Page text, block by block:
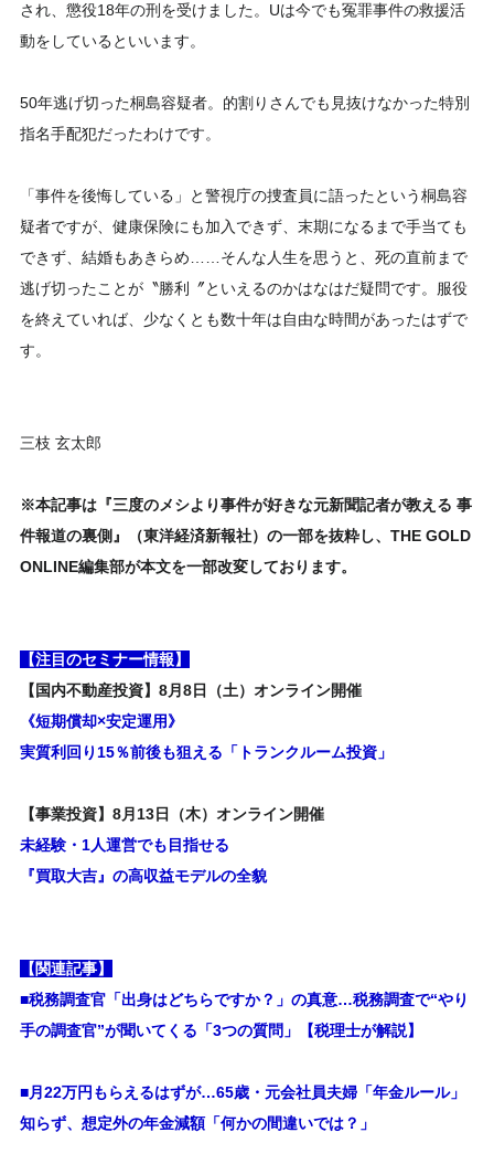
され、懲役18年の刑を受けました。Uは今でも冤罪事件の救援活
動をしているといいます。
50年逃げ切った桐島容疑者。的割りさんでも見抜けなかった特別
指名手配犯だったわけです。
「事件を後悔している」と警視庁の捜査員に語ったという桐島容
疑者ですが、健康保険にも加入できず、末期になるまで手当ても
できず、結婚もあきらめ……そんな人生を思うと、死の直前まで
逃げ切ったことが〝勝利〞といえるのかはなはだ疑問です。服役
を終えていれば、少なくとも数十年は自由な時間があったはずで
す。
三枝 玄太郎
※本記事は『三度のメシより事件が好きな元新聞記者が教える 事
件報道の裏側』（東洋経済新報社）の一部を抜粋し、THE GOLD
ONLINE編集部が本文を一部改変しております。
【注目のセミナー情報】
【国内不動産投資】8月8日（土）オンライン開催
《短期償却×安定運用》
実質利回り15％前後も狙える「トランクルーム投資」
【事業投資】8月13日（木）オンライン開催
未経験・1人運営でも目指せる
『買取大吉』の高収益モデルの全貌
【関連記事】
■税務調査官「出身はどちらですか？」の真意…税務調査で“やり
手の調査官”が聞いてくる「3つの質問」【税理士が解説】
■月22万円もらえるはずが…65歳・元会社員夫婦「年金ルール」
知らず、想定外の年金減額「何かの間違いでは？」